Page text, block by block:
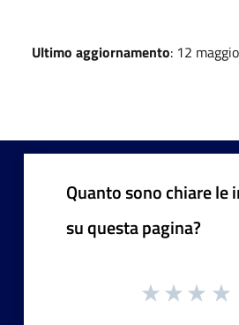
Ultimo aggiornamento: 12
Quanto sono chiare le
su questa pagina?